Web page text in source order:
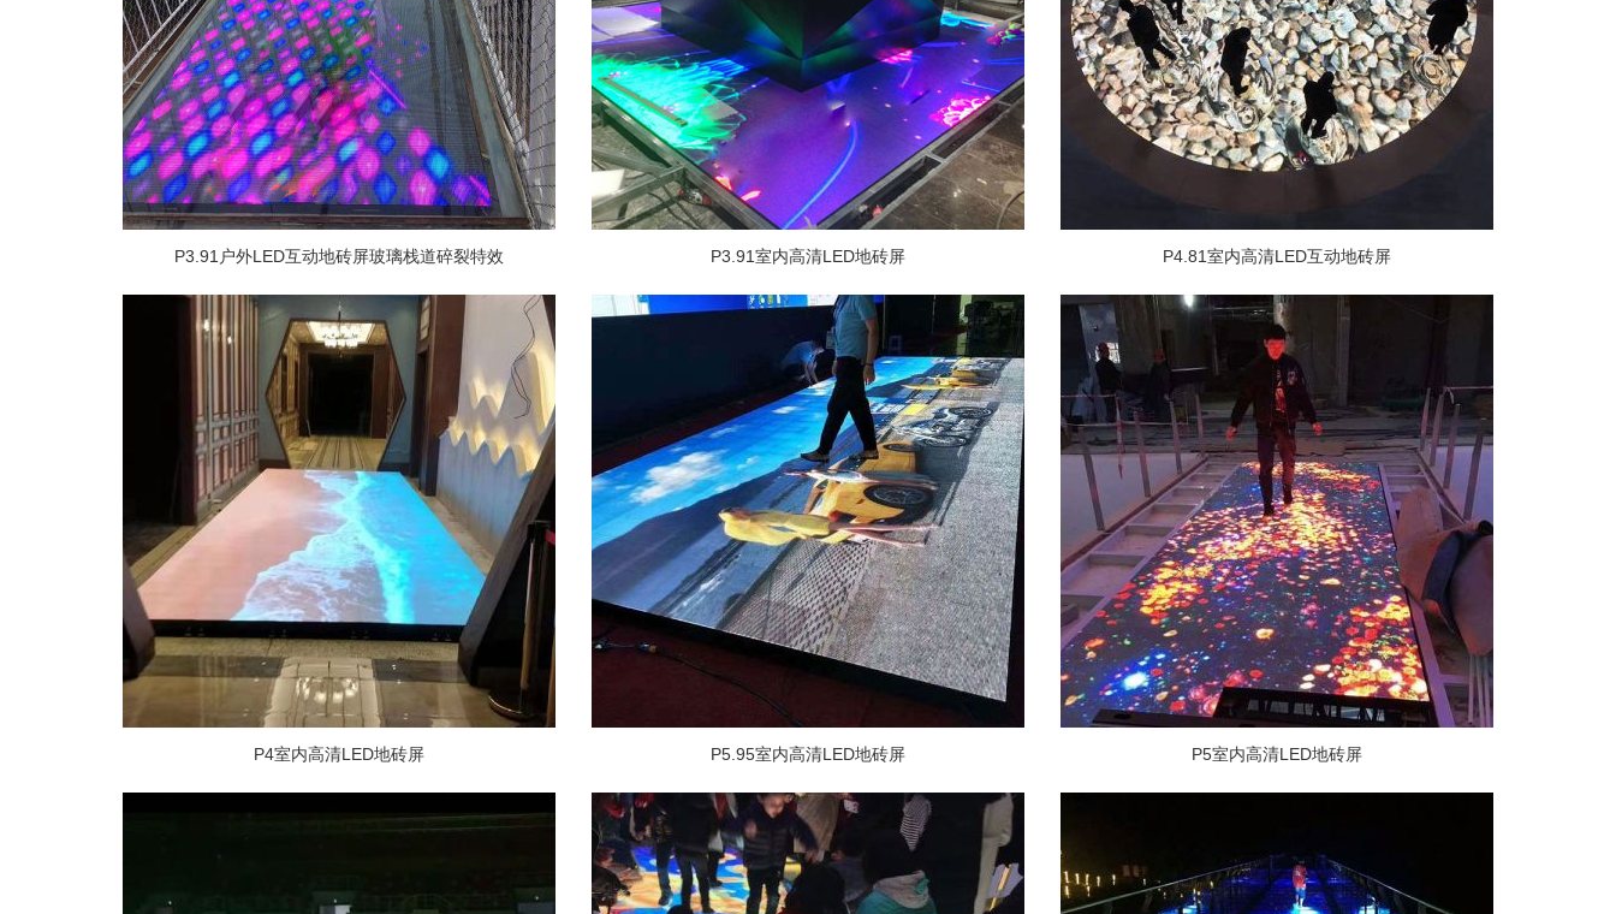
P3.91户外LED互动地砖屏玻璃栈道碎裂特效 P3.91室内高清LED地砖屏 P4.81室内高清LED互动地砖屏
P4室内高清LED地砖屏 P5.95室内高清LED地砖屏 P5室内高清LED地砖屏